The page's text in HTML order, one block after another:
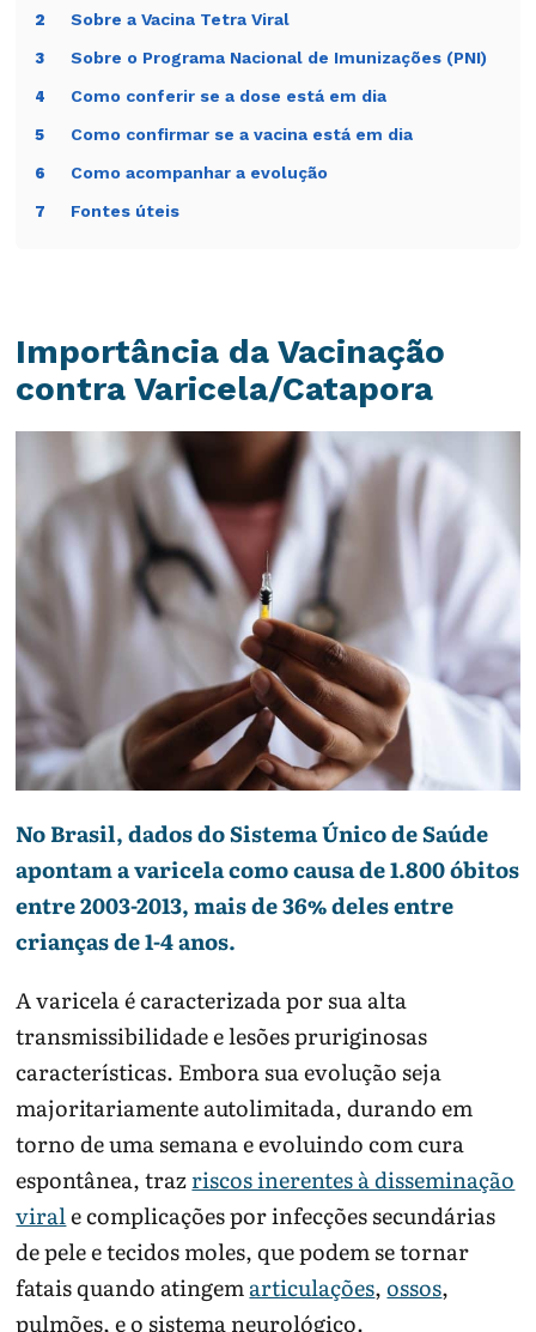
2 Sobre a Vacina Tetra Viral
3 Sobre o Programa Nacional de Imunizações (PNI)
4 Como conferir se a dose está em dia
5 Como confirmar se a vacina está em dia
6 Como acompanhar a evolução
7 Fontes úteis
Importância da Vacinação
contra Varicela/Catapora
No Brasil, dados do Sistema Único de Saúde
apontam a varicela como causa de 1.800 óbitos
entre 2003-2013, mais de 36% deles entre
crianças de 1-4 anos.
A varicela é caracterizada por sua alta
transmissibilidade e lesões pruriginosas
características. Embora sua evolução seja
majoritariamente autolimitada, durando em
torno de uma semana e evoluindo com cura
espontânea, trazriscos inerentes à disseminação
virale complicações por infecções secundárias
de pele e tecidos moles, que podem se tornar
fatais quando atingemarticulações,ossos,
pulmões, e o sistema neurológico.